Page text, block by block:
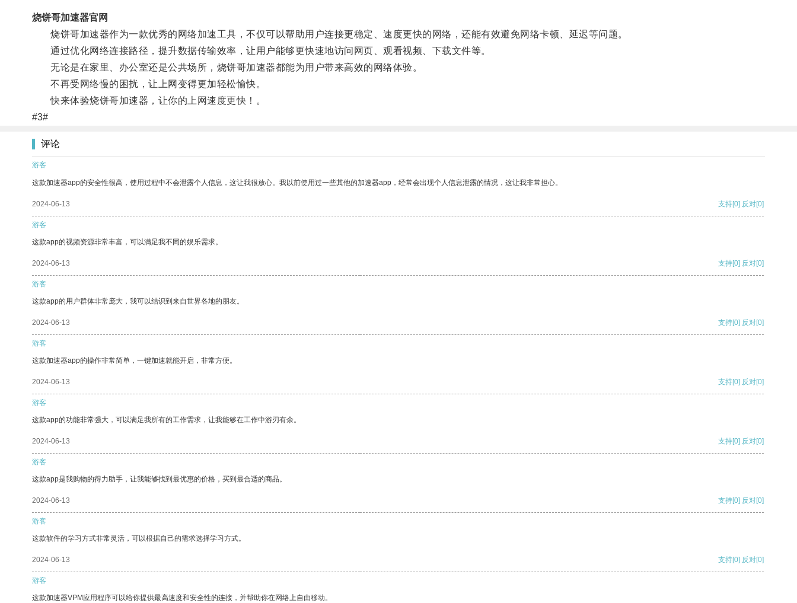
烧饼哥加速器官网
烧饼哥加速器作为一款优秀的网络加速工具，不仅可以帮助用户连接更稳定、速度更快的网络，还能有效避免网络卡顿、延迟等问题。
通过优化网络连接路径，提升数据传输效率，让用户能够更快速地访问网页、观看视频、下载文件等。
无论是在家里、办公室还是公共场所，烧饼哥加速器都能为用户带来高效的网络体验。
不再受网络慢的困扰，让上网变得更加轻松愉快。
快来体验烧饼哥加速器，让你的上网速度更快！。
#3#
评论
游客
这款加速器app的安全性很高，使用过程中不会泄露个人信息，这让我很放心。我以前使用过一些其他的加速器app，经常会出现个人信息泄露的情况，这让我非常担心。
2024-06-13 支持[0] 反对[0]
游客
这款app的视频资源非常丰富，可以满足我不同的娱乐需求。
2024-06-13 支持[0] 反对[0]
游客
这款app的用户群体非常庞大，我可以结识到来自世界各地的朋友。
2024-06-13 支持[0] 反对[0]
游客
这款加速器app的操作非常简单，一键加速就能开启，非常方便。
2024-06-13 支持[0] 反对[0]
游客
这款app的功能非常强大，可以满足我所有的工作需求，让我能够在工作中游刃有余。
2024-06-13 支持[0] 反对[0]
游客
这款app是我购物的得力助手，让我能够找到最优惠的价格，买到最合适的商品。
2024-06-13 支持[0] 反对[0]
游客
这款软件的学习方式非常灵活，可以根据自己的需求选择学习方式。
2024-06-13 支持[0] 反对[0]
游客
这款加速器VPM应用程序可以给你提供最高速度和安全性的连接，并帮助你在网络上自由移动。